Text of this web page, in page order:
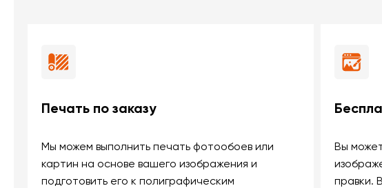
Печать по заказу
Мы можем выполнить печать фотообоев или
картин на основе вашего изображения и
подготовить его к полиграфическим
Вы
правки.